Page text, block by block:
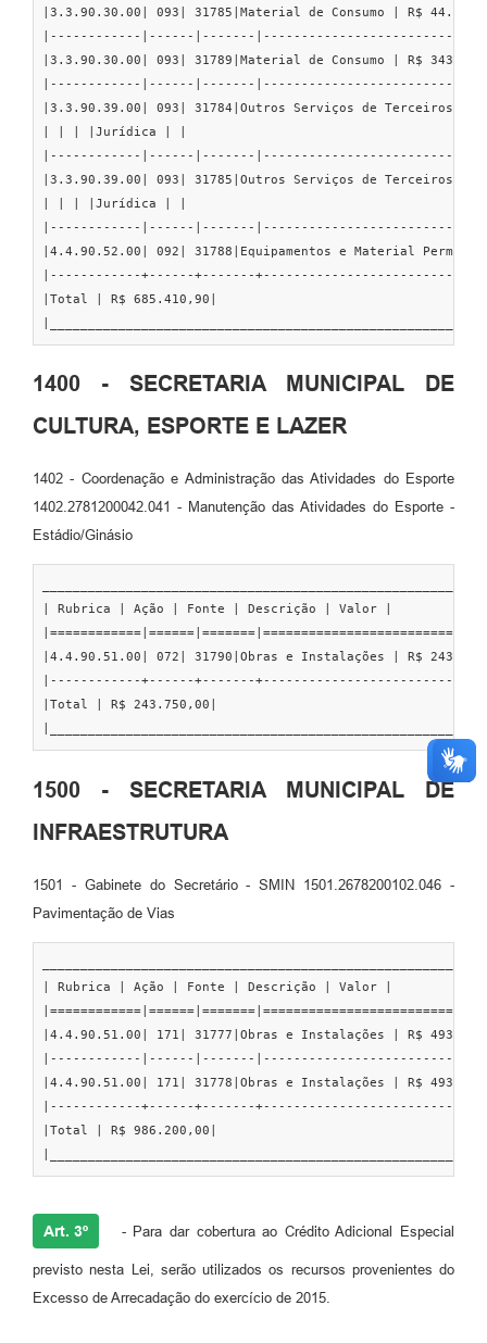
|3.3.90.30.00| 093| 31785|Material de Consumo | R$
|------------|------|-------
|3.3.90.30.00| 093| 31789|Material de Consumo | R$
|------------|------|-------
|3.3.90.39.00| 093| 31784|Outros Serviços de Terceiros -
| | | |Jurídica | |
|------------|------|-------
|3.3.90.39.00| 093| 31785|Outros Serviços de Terceiros -
| | | |Jurídica | |
|------------|------|-------
|4.4.90.52.00| 092| 31788|Equipamentos e Material
|------------+------+-------
|Total | R$ 685.410,90|
1400 - SECRETARIA MUNICIPAL DE
CULTURA, ESPORTE E LAZER
1402 - Coordenação e Administração das Atividades do Esporte
1402.2781200042.041 - Manutenção das Atividades do Esporte -
Estádio/Ginásio
| Rubrica | Ação | Fonte | Descrição | Valor |
|4.4.90.51.00| 072| 31790|Obras e Instalações | R$
|------------+------+-------
|Total | R$ 243.750,00|
1500 - SECRETARIA MUNICIPAL DE
INFRAESTRUTURA
1501 - Gabinete do Secretário - SMIN 1501.2678200102.046 -
Pavimentação de Vias
| Rubrica | Ação | Fonte | Descrição | Valor |
|4.4.90.51.00| 171| 31777|Obras e Instalações | R$
|------------|------|-------
|4.4.90.51.00| 171| 31778|Obras e Instalações | R$
|------------+------+-------
|Total | R$ 986.200,00|
Art. 3º - Para dar cobertura ao Crédito Adicional Especial
previsto nesta Lei, serão utilizados os recursos provenientes do
Excesso de Arrecadação do exercício de 2015.